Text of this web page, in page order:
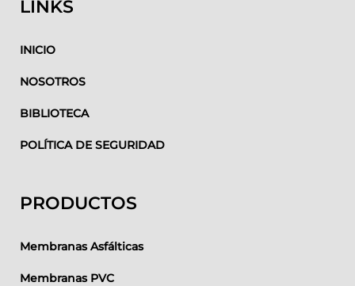
LINKS
INICIO
NOSOTROS
BIBLIOTECA
POLÍTICA DE SEGURIDAD
PRODUCTOS
Membranas Asfálticas
Membranas PVC